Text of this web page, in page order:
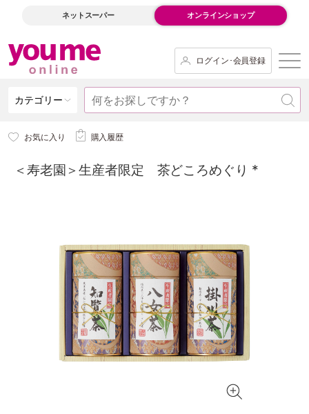
ネットスーパー オンラインショップ
ログイン･会員登録
カテゴリー
お気に入り 購入履歴
＜寿老園＞生産者限定 茶どころめぐり *